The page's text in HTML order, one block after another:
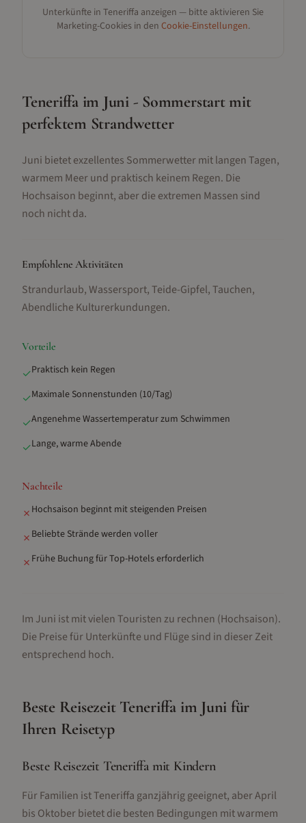
Unterkünfte in Teneriffa anzeigen — bitte aktivieren Sie
Marketing-Cookies in den Cookie-Einstellungen.
Teneriffa im Juni - Sommerstart mit
perfektem Strandwetter
Juni bietet exzellentes Sommerwetter mit langen Tagen,
warmem Meer und praktisch keinem Regen. Die
Hochsaison beginnt, aber die extremen Massen sind
noch nicht da.
Empfohlene Aktivitäten
Strandurlaub, Wassersport, Teide-Gipfel, Tauchen,
Abendliche Kulturerkundungen.
Vorteile
✓Praktisch kein Regen
✓Maximale Sonnenstunden (10/Tag)
✓Angenehme Wassertemperatur zum Schwimmen
✓Lange, warme Abende
Nachteile
✗ Hochsaison beginnt mit steigenden Preisen
✗ Beliebte Strände werden voller
✗ Frühe Buchung für Top-Hotels erforderlich
Im Juni ist mit vielen Touristen zu rechnen (Hochsaison).
Die Preise für Unterkünfte und Flüge sind in dieser Zeit
entsprechend hoch.
Beste Reisezeit Teneriffa im Juni für
Ihren Reisetyp
Beste Reisezeit Teneriffa mit Kindern
Für Familien ist Teneriffa ganzjährig geeignet, aber April
bis Oktober bietet die besten Bedingungen mit warmem